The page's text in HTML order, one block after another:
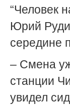
“Человек
Юрий
середине
– Смена
станции
увидел